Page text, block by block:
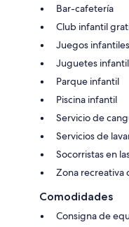
Bar-cafetería
Club infantil
Juegos infantiles
Juguetes
Parque infantil
Piscina infantil
Servicio de
Servicios de
Socorristas en
Zona recreativa
Comodidades
Consigna de